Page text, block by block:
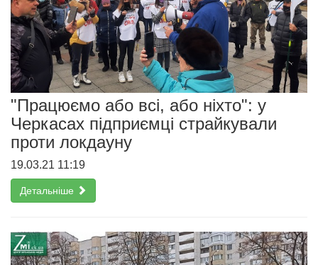
"Працюємо або всі, або ніхто": у
Черкасах підприємці страйкували
проти локдауну
19.03.21 11:19
Детальніше